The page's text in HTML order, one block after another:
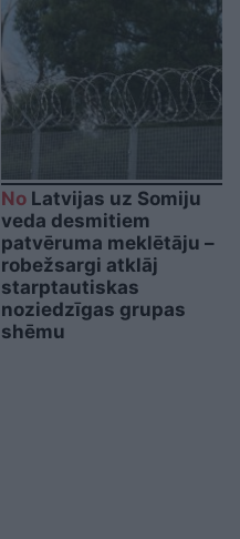
No Latvijas uz Somiju
veda desmitiem
patvēruma meklētāju –
robežsargi atklāj
starptautiskas
noziedzīgas grupas
shēmu